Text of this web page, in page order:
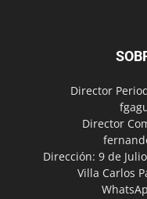
Director
Director
Dirección: 9 de
Villa Carlos